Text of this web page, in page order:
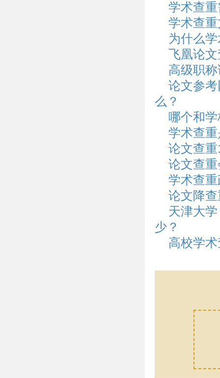
学术查
学术查
为什么
飞凰论
高级职
论文参
么？
哪个和
学术查
论文查
论文查
学术查
论文降
天津大
少？
高校学